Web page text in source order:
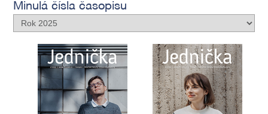
Minulá čísla časopisu